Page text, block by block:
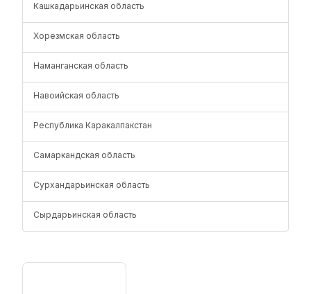
Кашкадарьинская область
Хорезмская область
Наманганская область
Навоийская область
Республика Каракалпакстан
Самаркандская область
Сурхандарьинская область
Сырдарьинская область